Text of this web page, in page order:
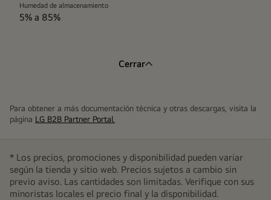
Humedad de almacenamiento
5% a 85%
Cerrar
Para obtener a más documentación técnica y otras descargas, visita la
página LG B2B Partner Portal.
* Los precios, promociones y disponibilidad pueden variar
según la tienda y sitio web. Precios sujetos a cambio sin
previo aviso. Las cantidades son limitadas. Verifique con sus
minoristas locales el precio final y la disponibilidad.